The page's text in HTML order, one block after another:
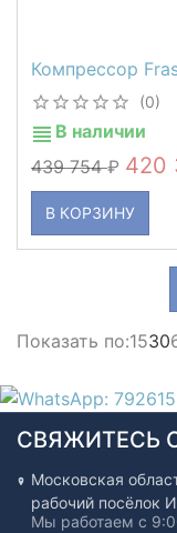
Компрессор
(0)
В наличии
439 754
420
В КОРЗИНУ
Показать по:1530
СВЯЖИТЕСЬ
Московская
рабочий посёлок
Мы работаем с